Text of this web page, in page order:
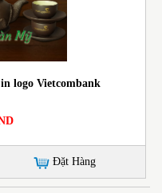
logo Vietcombank
Đặt Hàng